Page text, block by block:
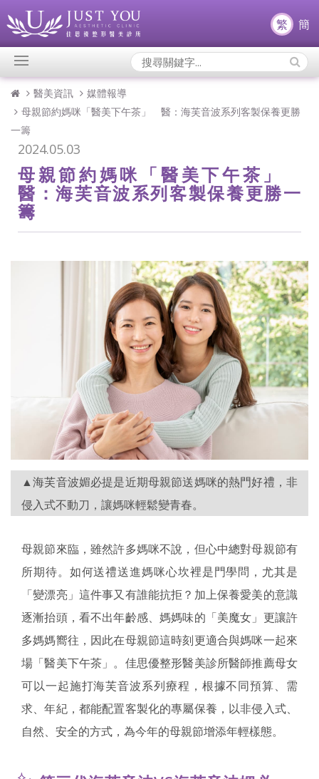
繁 簡
Search
Icons:
醫美資訊
媒體報導
母親節約媽咪「醫美下午茶」 醫：海芙音波系列客製保養更勝
一籌
2024.05.03
母親節約媽咪「醫美下午茶」
醫：海芙音波系列客製保養更勝一
籌
▲海芙音波媚必提是近期母親節送媽咪的熱門好禮，非
侵入式不動刀，讓媽咪輕鬆變青春。
母親節來臨，雖然許多媽咪不說，但心中總對母親節有
所期待。如何送禮送進媽咪心坎裡是門學問，尤其是
「變漂亮」這件事又有誰能抗拒？加上保養愛美的意識
逐漸抬頭，看不出年齡感、媽媽味的「美魔女」更讓許
多媽媽嚮往，因此在母親節這時刻更適合與媽咪一起來
場「醫美下午茶」。佳思優整形醫美診所醫師推薦母女
可以一起施打海芙音波系列療程，根據不同預算、需
求、年紀，都能配置客製化的專屬保養，以非侵入式、
自然、安全的方式，為今年的母親節增添年輕樣態。